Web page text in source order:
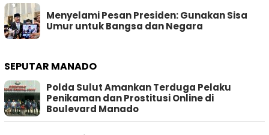
Menyelami Pesan Presiden: Gunakan Sisa
Umur untuk Bangsa dan Negara
SEPUTAR MANADO
Polda Sulut Amankan Terduga Pelaku
Penikaman dan Prostitusi Online di
Boulevard Manado